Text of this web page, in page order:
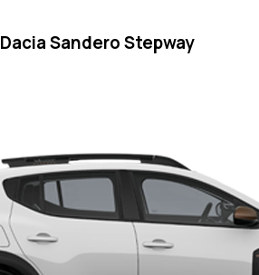
Dacia Sandero Stepway